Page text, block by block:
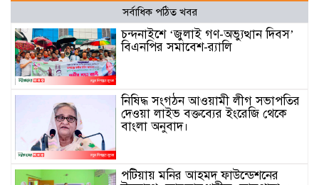
সর্বাধিক পঠিত খবর
চন্দনাইশে ‘জুলাই গণ-অভ্যুত্থান দিবস’
বিএনপির সমাবেশ-র‌্যালি
নিষিদ্ধ সংগঠন আওয়ামী লীগ সভাপতির
দেওয়া লাইভ বক্তব্যের ইংরেজি থেকে
বাংলা অনুবাদ।
পটিয়ায় মনির আহমদ ফাউন্ডেশনের